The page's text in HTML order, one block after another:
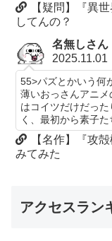
【疑問】『異
してんの？
名無しさん
2025.11.01
55>パズとかいう何
薄いおっさんアニ
はコイツだけだっ
く、最初から素子た
【名作】『攻
みてみた
アクセスラン